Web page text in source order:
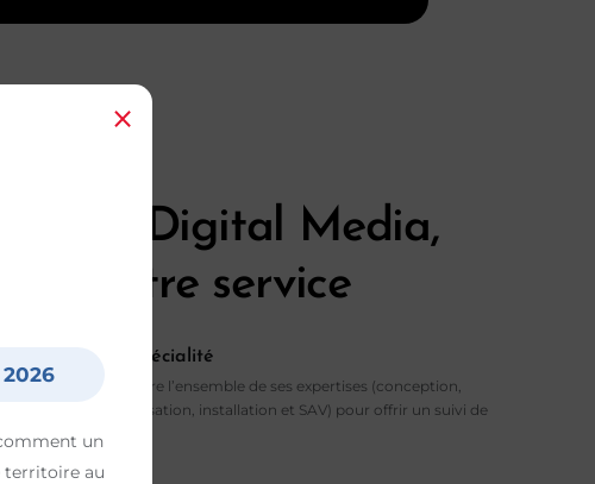
Digital Media,
à votre service
notre spécialité
maîtrise et intègre l’ensemble de ses expertises (conception,
commercialisation, installation et SAV) pour offrir un suivi de
et de proximité.
⨯
un
territoire au